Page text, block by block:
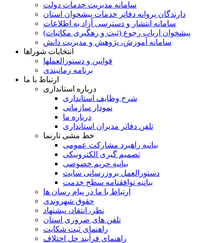
سامانه مدیریت خدمات دولت
دارندگان پروانه دفاتر خدمات پیشخوان استان
سامانه انتشار و دسترسی آزاد به اطلاعات
پیشخوان ارباب رجوع (ثبت و رهگیری مکاتبات)
سامانه آموزش، پژوهش و مدیریت دانش
انتخابات شوراها
قوانین و دستورالعملها
برنامه زمانبندی
ارتباط با ما
درباره استانداری
شرح وظایف استانداری
نمودار سازمانی
درباره ما
تلفن دفاتر مدیران استانداری
خط مشی تارنما
بیانیه راهبرد مشارکت عمومی
تصمیم گیری الکترونیکی
بیانیه حریم خصوصی
دستورالعمل بروزرسانی سایت
بیانیه توافقنامه سطح خدمت
ارتباط با ما در پیام رسان ها
حقوق شهروندی
نظر، انتقاد، پیشنهاد
تلفن های ضروری استان
راهنمای ثبت شکایت
راهنمای فرآیند حل اختلاف